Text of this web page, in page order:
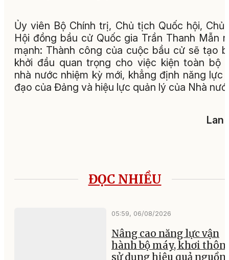
Ủy viên Bộ Chính trị, Chủ tịch Quốc hội, Chủ
Hội đồng bầu cử Quốc gia Trần Thanh Mẫn
mạnh: Thành công của cuộc bầu cử sẽ tạo
khởi đầu quan trọng cho việc kiện toàn bộ
nhà nước nhiệm kỳ mới, khẳng định năng lực
đạo của Đảng và hiệu lực quản lý của Nhà
Lan
ĐỌC NHIỀU
05:59, 06/08/2026
Nâng cao năng lực vận
hành bộ máy, khơi
sử dụng hiệu quả nguồn